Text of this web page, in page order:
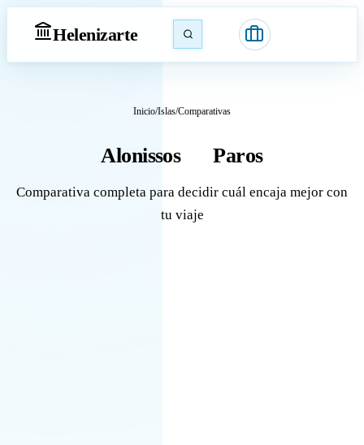
Helenizarte
Inicio/Islas/Comparativas
Alonissos Paros
Comparativa completa para decidir cuál encaja mejor con
tu viaje